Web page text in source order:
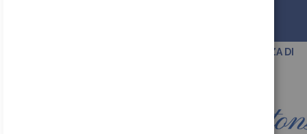
SCEGLI LA QUALITA' E L'ESPERIENZA DI